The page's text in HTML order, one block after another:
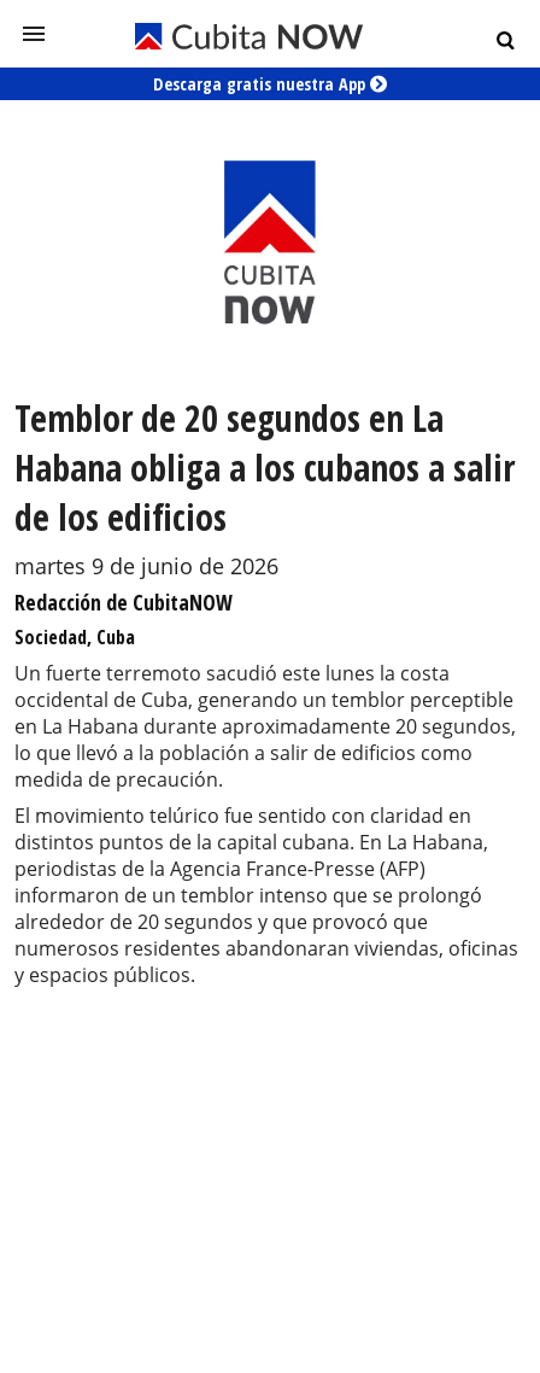
Descarga gratis nuestra App
Temblor de 20 segundos en La
Habana obliga a los cubanos a salir
de los edificios
martes 9 de junio de 2026
Redacción de CubitaNOW
Sociedad, Cuba
Un fuerte terremoto sacudió este lunes la costa
occidental de Cuba, generando un temblor perceptible
en La Habana durante aproximadamente 20 segundos,
lo que llevó a la población a salir de edificios como
medida de precaución.
El movimiento telúrico fue sentido con claridad en
distintos puntos de la capital cubana. En La Habana,
periodistas de la Agencia France-Presse (AFP)
informaron de un temblor intenso que se prolongó
alrededor de 20 segundos y que provocó que
numerosos residentes abandonaran viviendas, oficinas
y espacios públicos.